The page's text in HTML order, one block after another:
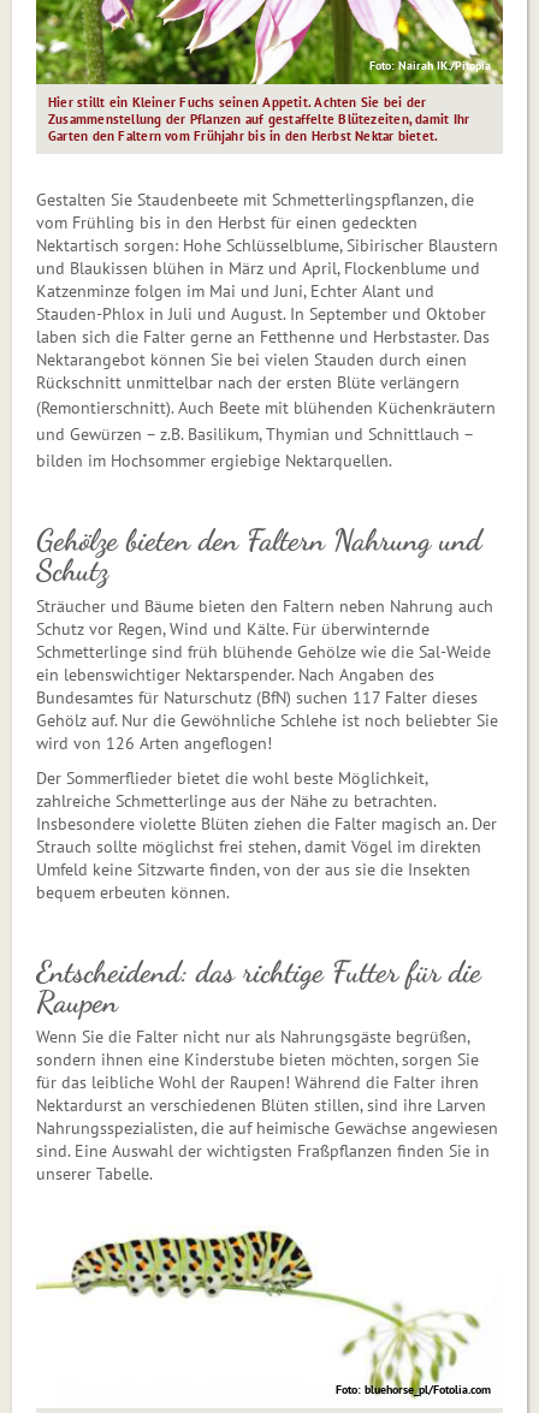
Foto: Nairah IK./Pitopia
Hier stillt ein Kleiner Fuchs seinen Appetit. Achten Sie bei der
Zusammenstellung der Pflanzen auf gestaffelte Blütezeiten, damit Ihr
Garten den Faltern vom Frühjahr bis in den Herbst Nektar bietet.
Gestalten Sie Staudenbeete mit Schmetterlingspflanzen, die
vom Frühling bis in den Herbst für einen gedeckten
Nektartisch sorgen: Hohe Schlüsselblume, Sibirischer Blaustern
und Blaukissen blühen in März und April, Flockenblume und
Katzenminze folgen im Mai und Juni, Echter Alant und
Stauden-Phlox in Juli und August. In September und Oktober
laben sich die Falter gerne an Fetthenne und Herbstaster. Das
Nektarangebot können Sie bei vielen Stauden durch einen
Rückschnitt unmittelbar nach der ersten Blüte verlängern
(Remontierschnitt).Auch Beete mit blühenden Küchenkräutern
und Gewürzen – z.B. Basilikum, Thymian und Schnittlauch –
bilden im Hochsommer ergiebige Nektarquellen.
Gehölze bieten den Faltern Nahrung und
Schutz
Sträucher und Bäume bieten den Faltern neben Nahrung auch
Schutz vor Regen, Wind und Kälte. Für überwinternde
Schmetterlinge sind früh blühende Gehölze wie die Sal-Weide
ein le­bens­wich­ti­ger Nektarspender. Nach Angaben des
Bundesamtes für Naturschutz (BfN) suchen 117 Falter dieses
Gehölz auf. Nur die Gewöhnliche Schlehe ist noch beliebter Sie
wird von 126 Arten angeflogen!
Der Sommerflieder bietet die wohl beste Möglichkeit,
zahlreiche Schmetterlinge aus der Nähe zu betrachten.
Insbesondere violette Blüten ziehen die Falter magisch an. Der
Strauch sollte möglichst frei stehen, damit Vögel im direkten
Umfeld keine Sitzwarte finden, von der aus sie die Insekten
bequem erbeuten können.
Entscheidend: das richtige Futter für die
Raupen
Wenn Sie die Falter nicht nur als Nahrungsgäste begrüßen,
sondern ihnen eine Kinderstube bieten möchten, sorgen Sie
für das leibliche Wohl der Raupen! Während die Falter ihren
Nektardurst an verschiedenen Blüten stillen, sind ihre Larven
Nahrungsspezialisten, die auf heimische Gewächse angewiesen
sind. Eine Auswahl der wichtigsten Fraßpflanzen finden Sie in
unserer Tabelle.
Foto: bluehorse_pl/Fotolia.com